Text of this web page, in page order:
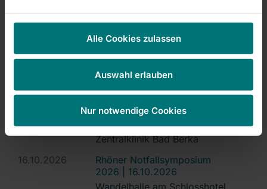
Alle Cookies zulassen
Auswahl erlauben
Nur notwendige Cookies
Dorint Am Goethepark
Weimar
24.09.2026
Freche Fragen an Prof. Dr.
Kultur: Haus Dacheröden
Erfurt
Rezertifizierungskurs:
Wundexperte ICW®
Zentralklinik Bad Berka
16.10.2026
Rhöner Notfallsymposium
2026 | 16.10.2026